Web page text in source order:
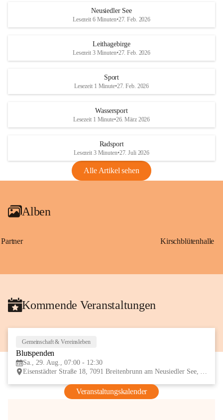
S
und den daraus folgenden wirtschaftlichen
Maßnahmen zur Bekämpfung
Rebe und der Amerikanischen
Anhang VBl. EU Nr. 18
1 Seite•1,4 MB
VBl. EU Nr. 18_2026
r
S
Neusiedler See
Lesezeit 6 Minuten•27. Feb. 2026
Leithagebirge
Lesezeit 3 Minuten•27. Feb. 2026
Sport
Lesezeit 1 Minute•27. Feb. 2026
Wassersport
Lesezeit 1 Minute•26. März 2026
Radsport
Lesezeit 3 Minuten•27. Juli 2026
Alle Artikel sehen
Alben
Partner Kirschblütenhalle
Kommende Veranstaltungen
Gemeinschaft & Vereinsleben
Blutspenden
Sa., 29. Aug., 07:00 - 12:30
Eisenstädter Straße 18, 7091 Breitenbrunn am Neusiedler See, AUT
Veranstaltungskalender